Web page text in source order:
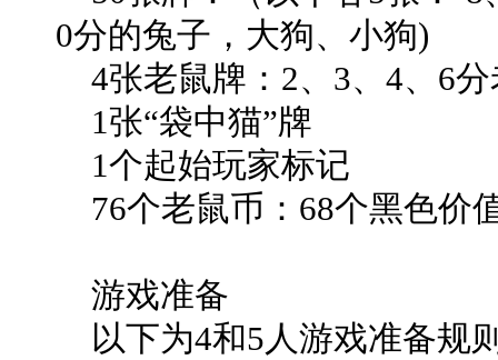
0分的兔子，大狗、小狗)
4张老鼠牌：2、3、4、6分
1张“袋中猫”牌
1个起始玩家标记
76个老鼠币：68个黑色价
游戏准备
以下为4和5人游戏准备规